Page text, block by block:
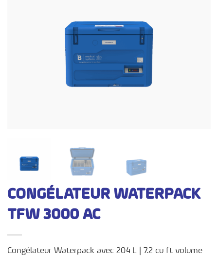
CONGÉLATEUR WATERPACK
TFW 3000 AC
Congélateur Waterpack avec 204 L | 7.2 cu ft volume